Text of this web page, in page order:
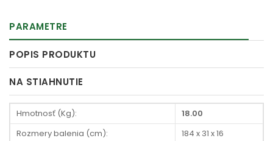
PARAMETRE
POPIS PRODUKTU
NA STIAHNUTIE
Hmotnosť (Kg):
18.00
Rozmery balenia (cm):
184 x 31 x 16